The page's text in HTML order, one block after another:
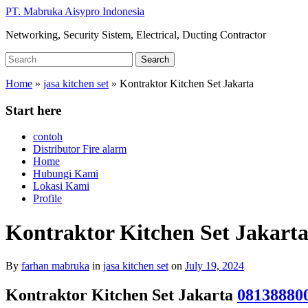
Skip
main
PT. Mabruka Aisypro Indonesia
Networking, Security Sistem, Electrical, Ducting Contractor
Search
for:
Search
Home » jasa kitchen set » Kontraktor Kitchen Set Jakarta
Start here
contoh
Distributor Fire alarm
Home
Hubungi Kami
Lokasi Kami
Profile
Kontraktor Kitchen Set Jakarta
By farhan mabruka in jasa kitchen set on July 19, 2024
Kontraktor Kitchen Set Jakarta